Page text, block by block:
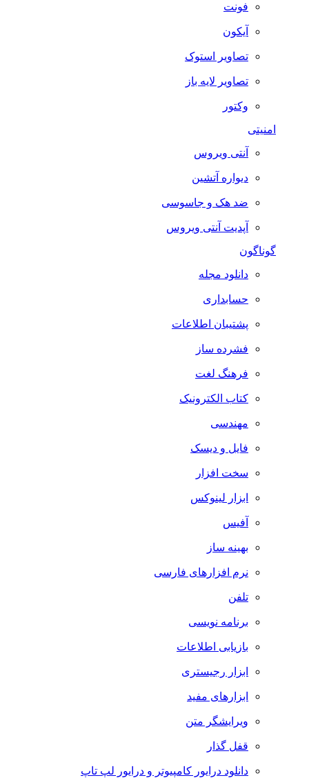
فونت
آیکون
تصاویر استوک
تصاویر لایه باز
وکتور
امنیتی
آنتی ویروس
دیواره آتشین
ضد هک و جاسوسی
آپدیت آنتی ویروس
گوناگون
دانلود مجله
حسابداری
پشتیبان اطلاعات
فشرده ساز
فرهنگ لغت
کتاب الکترونیک
مهندسی
فایل و دیسک
سخت افزار
ابزار لینوکس
آفیس
بهینه ساز
نرم افزارهای فارسی
تلفن
برنامه نویسی
بازیابی اطلاعات
ابزار رجیستری
ابزارهای مفید
ویرایشگر متن
قفل گذار
دانلود درایور کامپیوتر و درایور لپ تاپ